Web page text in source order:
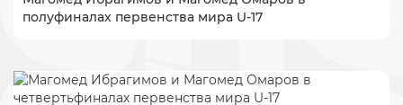
полуфиналах первенства мира U-17